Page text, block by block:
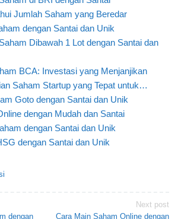
Jumlah Saham yang Beredar
dengan Santai dan Unik
Dibawah 1 Lot dengan Santai dan
BCA: Investasi yang Menjanjikan
Saham Startup yang Tepat untuk…
Goto dengan Santai dan Unik
dengan Mudah dan Santai
dengan Santai dan Unik
dengan Santai dan Unik
dengan
Next post
Cara Main Saham Online dengan